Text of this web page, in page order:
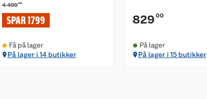
4 49900
SPAR 1799
Få på lager
På lager i 14 butikker
829 00
På lager
På lager i 15 butikker